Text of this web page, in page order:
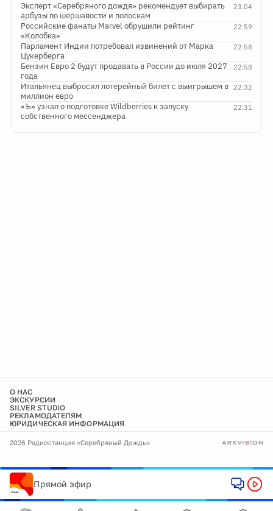
23:04
Эксперт «Серебряного дождя» рекомендует выбирать
арбузы по шершавости и полоскам
22:59
Российские фанаты Marvel обрушили рейтинг
«Колобка»
22:58
Парламент Индии потребовал извинений от Марка
Цукерберга
22:58
Бензин Евро 2 будут продавать в России до июля 2027
года
22:32
Итальянец выбросил лотерейный билет с выигрышем в
миллион евро
22:31
«Ъ» узнал о подготовке Wildberries к запуску
собственного мессенджера
О НАС
ЭКСКУРСИИ
SILVER STUDIO
РЕКЛАМОДАТЕЛЯМ
ЮРИДИЧЕСКАЯ ИНФОРМАЦИЯ
2026 Радиостанция «Серебряный Дождь»
Прямой эфир